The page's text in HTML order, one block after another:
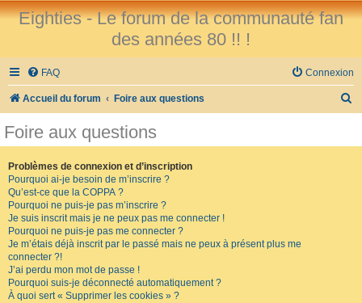
Eighties - Le forum de la communauté fan
des années 80 !! !
FAQ Connexion
Accueil du forum Foire aux questions
Foire aux questions
Problèmes de connexion et d’inscription
Pourquoi ai-je besoin de m’inscrire ?
Qu’est-ce que la COPPA ?
Pourquoi ne puis-je pas m’inscrire ?
Je suis inscrit mais je ne peux pas me connecter !
Pourquoi ne puis-je pas me connecter ?
Je m’étais déjà inscrit par le passé mais ne peux à présent plus me
connecter ?!
J’ai perdu mon mot de passe !
Pourquoi suis-je déconnecté automatiquement ?
À quoi sert « Supprimer les cookies » ?